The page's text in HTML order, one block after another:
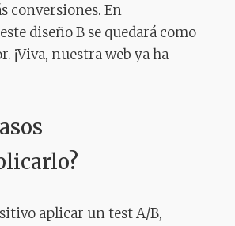
conversiones. En
diseño B se quedará como
¡Viva, nuestra web ya ha
aplicar un test A/B,